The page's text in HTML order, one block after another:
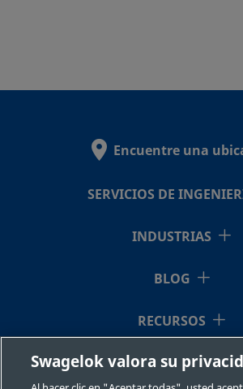
Encuentre una
SERVICIOS DE
INDUSTRIAS
BLOG
RECURSOS
QUIÉNES SOMOS
Swagelok valora su